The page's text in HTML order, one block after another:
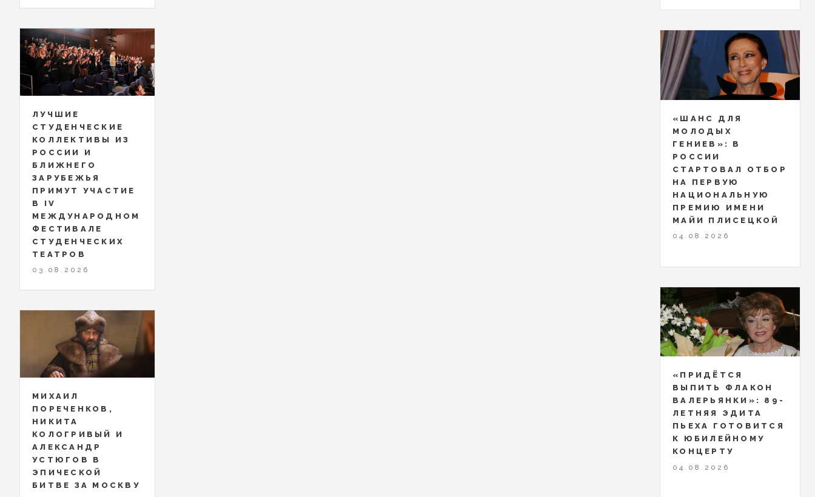
ЛУЧШИЕ
СТУДЕНЧЕСКИЕ
КОЛЛЕКТИВЫ ИЗ
РОССИИ И
БЛИЖНЕГО
ЗАРУБЕЖЬЯ
ПРИМУТ УЧАСТИЕ
В IV
МЕЖДУНАРОДНОМ
ФЕСТИВАЛЕ
СТУДЕНЧЕСКИХ
ТЕАТРОВ
03.08.2026
МИХАИЛ
ПОРЕЧЕНКОВ,
НИКИТА
КОЛОГРИВЫЙ И
АЛЕКСАНДР
УСТЮГОВ В
ЭПИЧЕСКОЙ
БИТВЕ ЗА МОСКВУ
«ШАНС ДЛЯ
МОЛОДЫХ
ГЕНИЕВ»: В
РОССИИ
СТАРТОВАЛ ОТБОР
НА ПЕРВУЮ
НАЦИОНАЛЬНУЮ
ПРЕМИЮ ИМЕНИ
МАЙИ ПЛИСЕЦКОЙ
04.08.2026
«ПРИДЁТСЯ
ВЫПИТЬ ФЛАКОН
ВАЛЕРЬЯНКИ»: 89-
ЛЕТНЯЯ ЭДИТА
ПЬЕХА ГОТОВИТСЯ
К ЮБИЛЕЙНОМУ
КОНЦЕРТУ
04.08.2026